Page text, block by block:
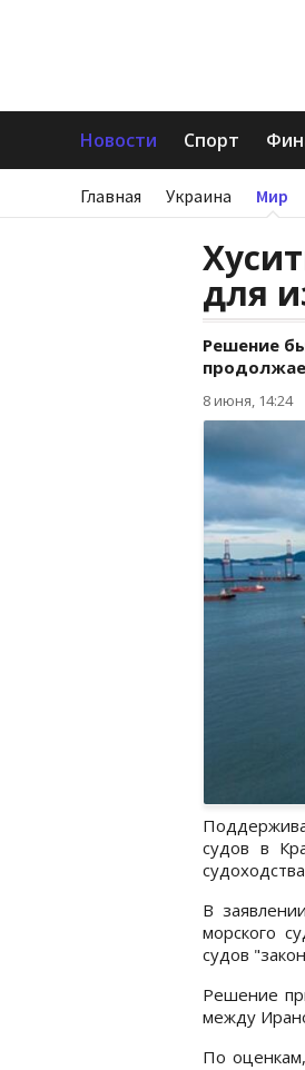
Новости Спорт
Главная Украина Мир
для
Решение
8 июня, 14:24
судов в
В
морского
судов
Решение
между
По